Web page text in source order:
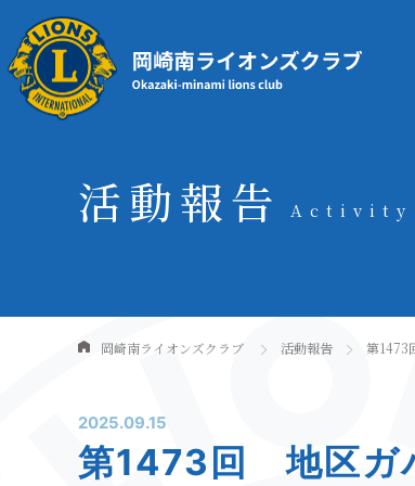
活動報告 Activity
岡崎南ライオンズクラブ 活動報告 第1473
2025.09.15
第1473回 地区ガ